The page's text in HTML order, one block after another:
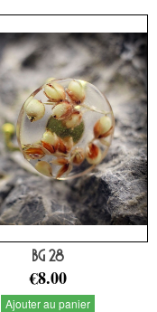
BG 28
€8.00
Ajouter au panier